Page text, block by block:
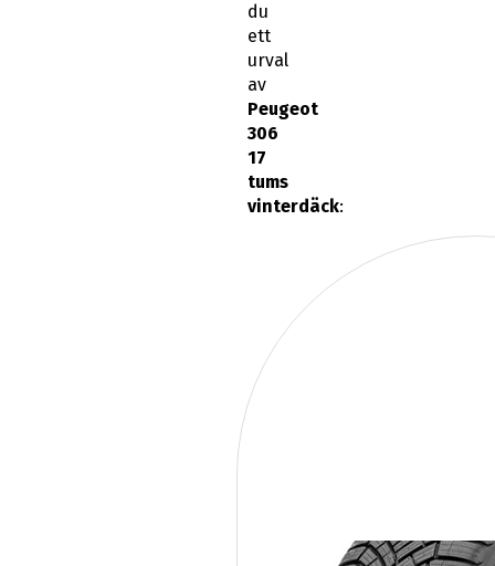
du
ett
urval
av
Peugeot
306
17
tums
vinterdäck: